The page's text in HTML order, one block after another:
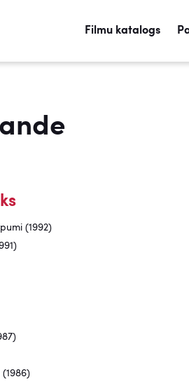
Filmu katalogs
(1992)